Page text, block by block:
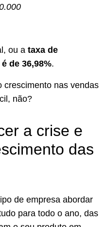
ou a taxa de
de 36,98%.
crescimento nas vendas
não?
a crise e
das
de empresa abordar
para todo o ano, das